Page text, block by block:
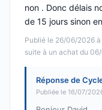
Publié le 26/06/2026
suite à un achat du
non . Donc délais
de 15 jours sinon
Réponse de
Publiée le 16/07/